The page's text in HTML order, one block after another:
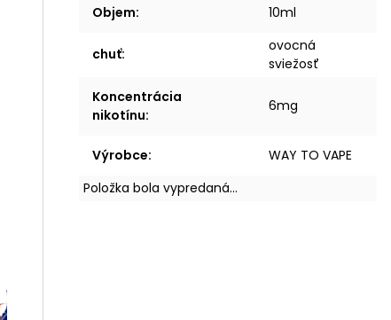
Objem: 10ml
chuť:
ovocná
sviežosť
Koncentrácia
nikotínu:
6mg
Výrobce:
WAY TO VAPE
Položka bola vypredaná…